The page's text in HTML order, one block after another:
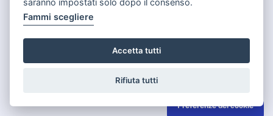
saranno impostati solo dopo il consenso.
Fammi scegliere
Accetta tutti
Rifiuta tutti